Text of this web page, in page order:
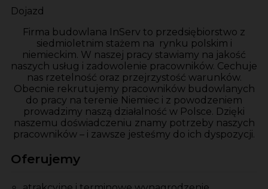
Dojazd
Firma budowlana InServ to przedsiębiorstwo z
siedmioletnim stażem na rynku polskim i
niemieckim. W naszej pracy stawiamy na jakość
naszych usług i zadowolenie pracowników. Cechuje
nas rzetelność oraz przejrzystość warunków.
Obecnie rekrutujemy pracowników budowlanych
do pracy na terenie Niemiec i z powodzeniem
prowadzimy naszą działalność w Polsce. Dzięki
naszemu doświadczeniu znamy potrzeby naszych
pracowników – i zawsze jesteśmy do ich dyspozycji.
Oferujemy